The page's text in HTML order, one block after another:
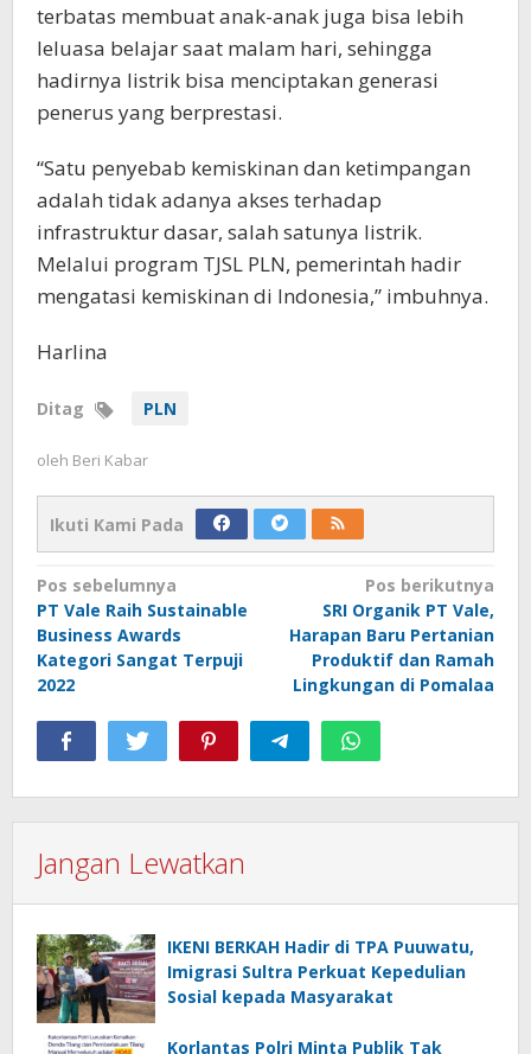
terbatas membuat anak-anak juga bisa lebih
leluasa belajar saat malam hari, sehingga
hadirnya listrik bisa menciptakan generasi
penerus yang berprestasi.
“Satu penyebab kemiskinan dan ketimpangan
adalah tidak adanya akses terhadap
infrastruktur dasar, salah satunya listrik.
Melalui program TJSL PLN, pemerintah hadir
mengatasi kemiskinan di Indonesia,” imbuhnya.
Harlina
Ditag PLN
oleh Beri Kabar
Ikuti Kami Pada
Navigasi
pos
Pos sebelumnya
PT Vale Raih Sustainable
Business Awards
Kategori Sangat Terpuji
2022
Pos berikutnya
SRI Organik PT Vale,
Harapan Baru Pertanian
Produktif dan Ramah
Lingkungan di Pomalaa
Jangan Lewatkan
IKENI BERKAH Hadir di TPA Puuwatu,
Imigrasi Sultra Perkuat Kepedulian
Sosial kepada Masyarakat
Korlantas Polri Minta Publik Tak